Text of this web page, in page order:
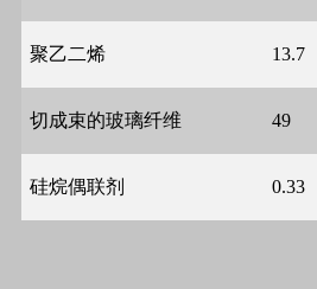
聚乙二烯 13.7
切成束的玻璃纤维 49
硅烷偶联剂 0.33